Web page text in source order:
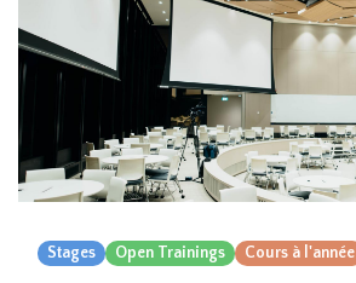
Stages Open Trainings Cours à l'année